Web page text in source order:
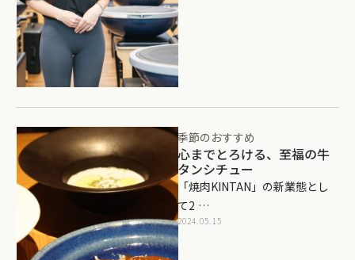
季節のおすすめ
心までとろける、至福の牛
タンシチュー
「焼肉KINTAN」の新業態とし
て2 …
2024.05.15